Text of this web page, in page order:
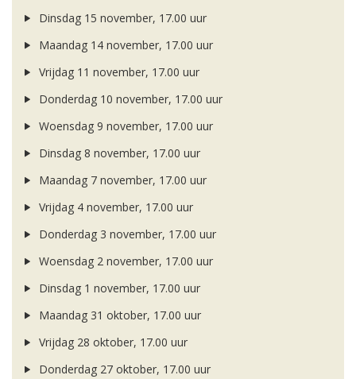
Dinsdag 15 november, 17.00 uur
Maandag 14 november, 17.00 uur
Vrijdag 11 november, 17.00 uur
Donderdag 10 november, 17.00 uur
Woensdag 9 november, 17.00 uur
Dinsdag 8 november, 17.00 uur
Maandag 7 november, 17.00 uur
Vrijdag 4 november, 17.00 uur
Donderdag 3 november, 17.00 uur
Woensdag 2 november, 17.00 uur
Dinsdag 1 november, 17.00 uur
Maandag 31 oktober, 17.00 uur
Vrijdag 28 oktober, 17.00 uur
Donderdag 27 oktober, 17.00 uur